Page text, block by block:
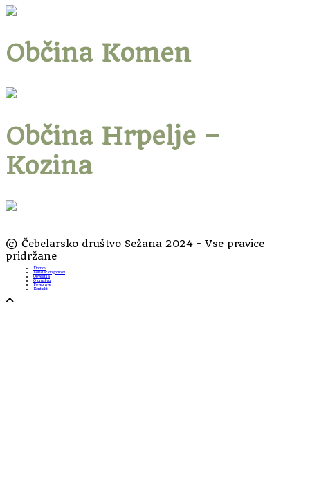
Občina Komen
Občina Hrpelje –
Kozina
© Čebelarsko društvo Sežana 2024 - Vse pravice
pridržane
Domov
Koledar dogodkov
Obvestila
O društvu
Povezave
Kontakt